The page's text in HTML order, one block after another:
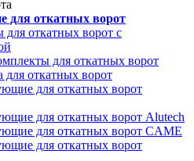
для откатных ворот
для откатных ворот с
для откатных ворот
для откатных ворот
для откатных ворот
для откатных ворот Alutech
для откатных ворот CAME
для откатных ворот